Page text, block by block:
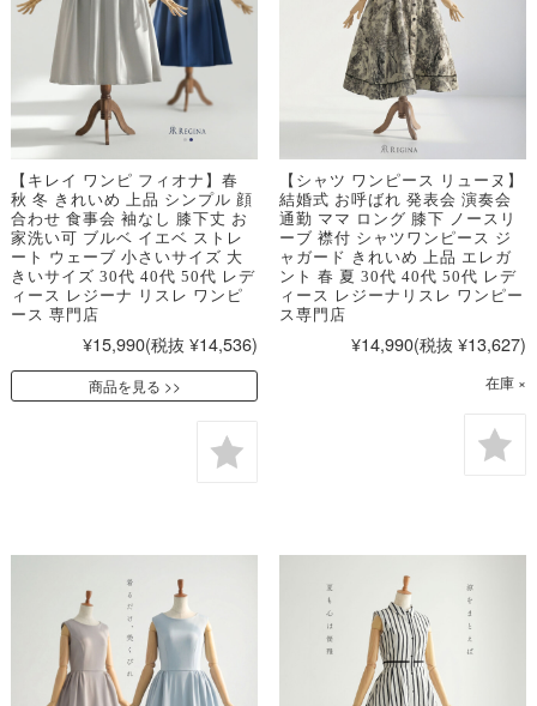
【キレイ ワンピ フィオナ】春
秋 冬 きれいめ 上品 シンプル 顔
合わせ 食事会 袖なし 膝下丈 お
家洗い可 ブルベ イエベ ストレ
ート ウェーブ 小さいサイズ 大
きいサイズ 30代 40代 50代 レデ
ィース レジーナ リスレ ワンピ
ース 専門店
¥15,990(税抜 ¥14,536)
商品を見る
【シャツ ワンピース リューヌ】
結婚式 お呼ばれ 発表会 演奏会
通勤 ママ ロング 膝下 ノースリ
ーブ 襟付 シャツワンピース ジ
ャガード きれいめ 上品 エレガ
ント 春 夏 30代 40代 50代 レデ
ィース レジーナリスレ ワンピー
ス専門店
¥14,990(税抜 ¥13,627)
在庫 ×